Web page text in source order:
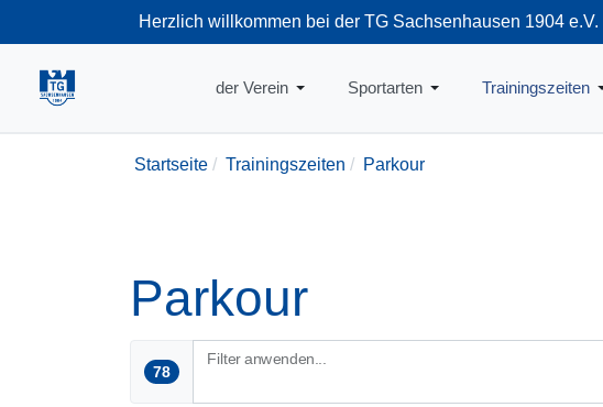
Herzlich willkommen bei der TG Sachsenhausen 1904 e.V.
+49-69-66374712
der Verein Sportarten Trainingszeiten
Startseite Trainingszeiten Parkour
Parkour
78
Filter anwenden...